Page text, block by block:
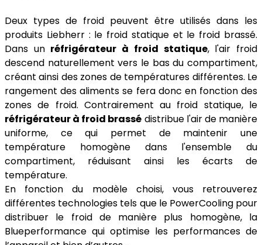
Deux types de froid peuvent être utilisés dans les
produits Liebherr : le froid statique et le froid brassé.
Dans un réfrigérateur à froid statique, l'air froid
descend naturellement vers le bas du compartiment,
créant ainsi des zones de températures différentes. Le
rangement des aliments se fera donc en fonction des
zones de froid. Contrairement au froid statique, le
réfrigérateur à froid brassé distribue l'air de manière
uniforme, ce qui permet de maintenir une
température homogène dans l'ensemble du
compartiment, réduisant ainsi les écarts de
température.
En fonction du modèle choisi, vous retrouverez
différentes technologies tels que le PowerCooling pour
distribuer le froid de manière plus homogène, la
Blueperformance qui optimise les performances de